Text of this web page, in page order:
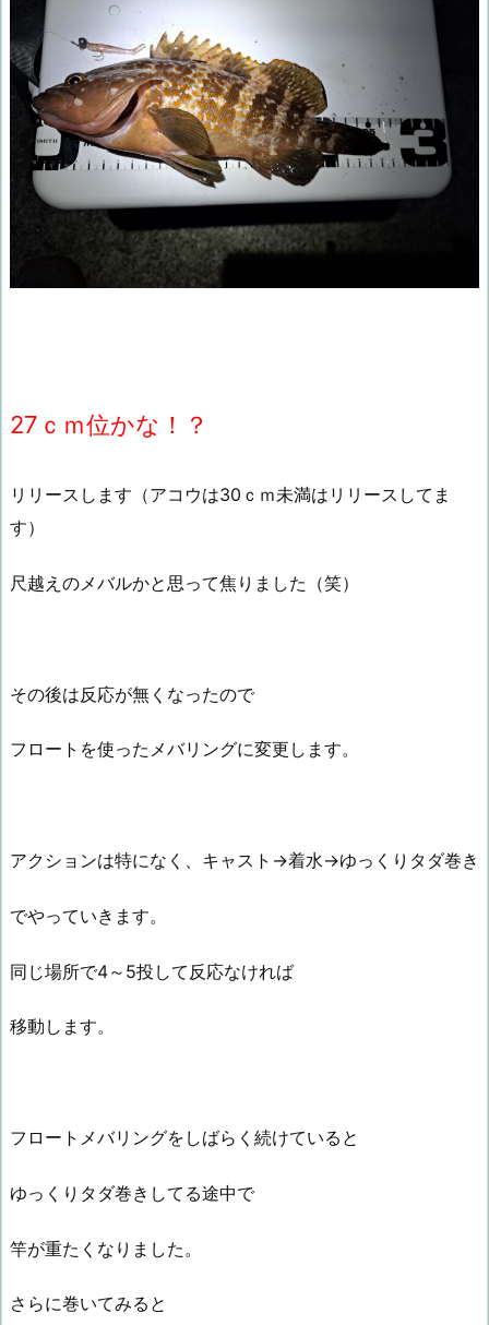
27ｃｍ位かな！？
リリースします（アコウは30ｃｍ未満はリリースしてま
す）
尺越えのメバルかと思って焦りました（笑）
その後は反応が無くなったので
フロートを使ったメバリングに変更します。
アクションは特になく、キャスト→着水→ゆっくりタダ巻き
でやっていきます。
同じ場所で4～5投して反応なければ
移動します。
フロートメバリングをしばらく続けていると
ゆっくりタダ巻きしてる途中で
竿が重たくなりました。
さらに巻いてみると